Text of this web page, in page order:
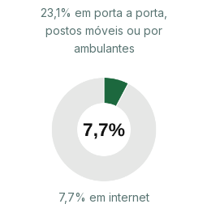
23,1% em porta a porta,
postos móveis ou por
ambulantes
7,7% em internet